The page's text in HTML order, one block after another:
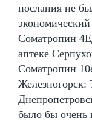
послания не
Cоматропин
аптеке
Cоматропин
Железногорск:
было бы очень